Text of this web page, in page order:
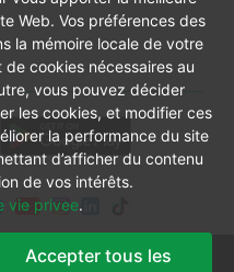
Web. Vos préférences des
la mémoire locale de votre
de cookies nécessaires au
vous pouvez décider
les cookies, et modifier ces
la performance du site
d’afficher du contenu
de vos intérêts.
vie privee.
Accepter tous les